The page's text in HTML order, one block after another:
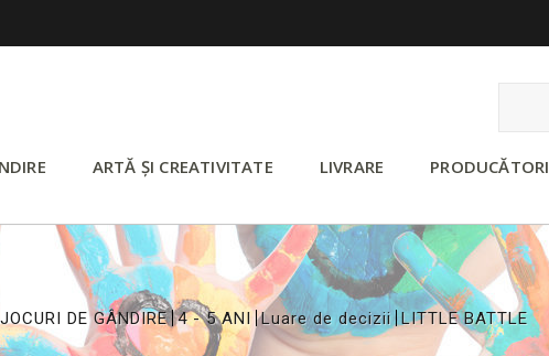
ARTĂ ȘI CREATIVITATE LIVRARE PRODUCĂTORI
JOCURI DE GÂNDIRE
>
4 - 5 ANI
>
Luare de decizii
>
LITTLE BATTLE